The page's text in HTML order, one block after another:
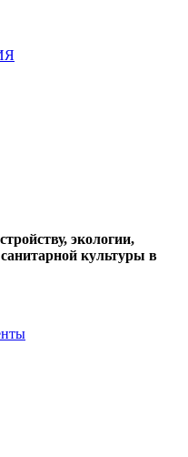
экологии,
культуры в